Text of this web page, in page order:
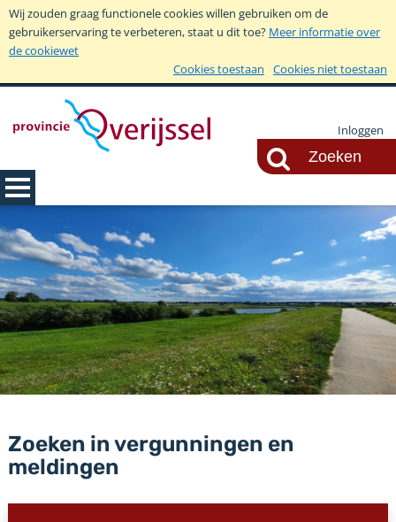
Wij zouden graag functionele cookies willen gebruiken om de
gebruikerservaring te verbeteren, staat u dit toe? Meer informatie over
de cookiewet
Cookies toestaan
Cookies niet toestaan
Inloggen
Zoeken in vergunningen en
meldingen